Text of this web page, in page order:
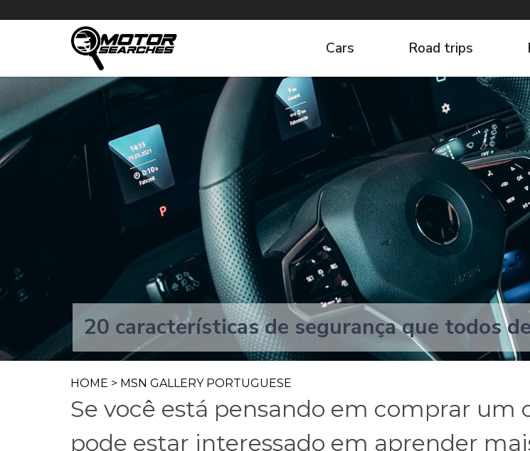
Cars Road trips
20 características de segurança que todos
HOME > MSN GALLERY PORTUGUESE
Se você está pensando em comprar um
pode estar interessado em aprender